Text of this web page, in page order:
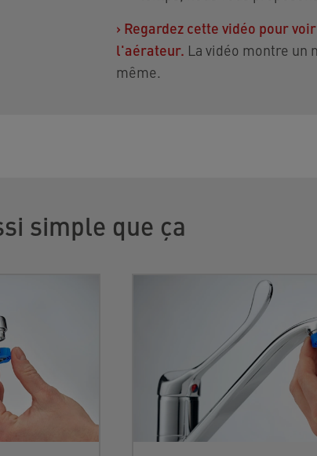
› Regardez cette vidéo pour
l'aérateur. La vidéo montre
même.
simple que ça